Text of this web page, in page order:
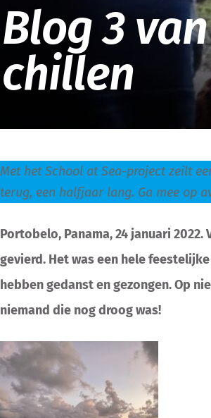
Blog 3
chillen
Met het School at Sea-project zeilt
terug, een halfjaar lang. Ga mee op
Portobelo, Panama, 24 januari
gevierd. Het was een hele
hebben gedanst en gezongen. Op
niemand die nog droog was!